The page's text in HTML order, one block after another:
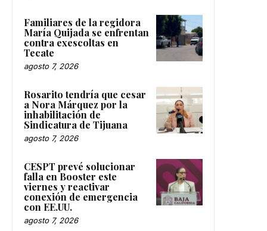
Familiares de la regidora
María Quijada se enfrentan
contra exescoltas en
Tecate
agosto 7, 2026
Rosarito tendría que cesar
a Nora Márquez por la
inhabilitación de
Sindicatura de Tijuana
agosto 7, 2026
CESPT prevé solucionar
falla en Booster este
viernes y reactivar
conexión de emergencia
con EE.UU.
agosto 7, 2026